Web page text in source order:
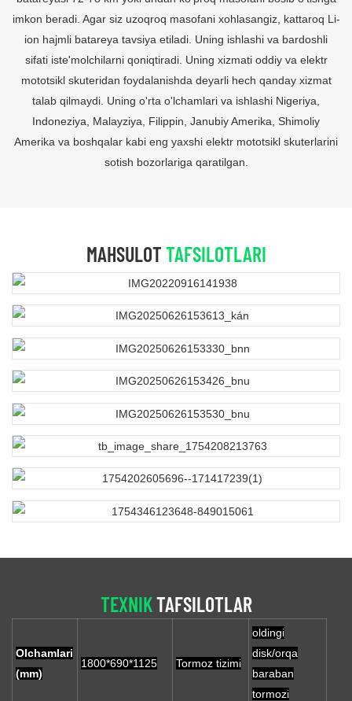
imkon beradi. Agar siz uzoqroq masofani xohlasangiz, kattaroq Li-
ion hajmli batareya tavsiya etiladi. Uning ishlashi va bardoshli
sifati iste'molchilarni qoniqtiradi. Uning xizmati oddiy va elektr
mototsikl skuteridan foydalanishda deyarli hech qanday xizmat
talab qilmaydi. Uning o'rta o'lchamlari va ishlashi Nigeriya,
Indoneziya, Malayziya, Filippin, Janubiy Amerika, Shimoliy
Amerika va boshqalar kabi eng yaxshi elektr mototsikl skuterlarini
sotish bozorlariga qaratilgan.
MAHSULOTTAFSILOTLARI
TEXNIKTAFSILOTLAR
Olchamlari
(mm)
1800*690*1125 Tormoz tizimi
oldingi
disk/orqa
baraban
tormozi